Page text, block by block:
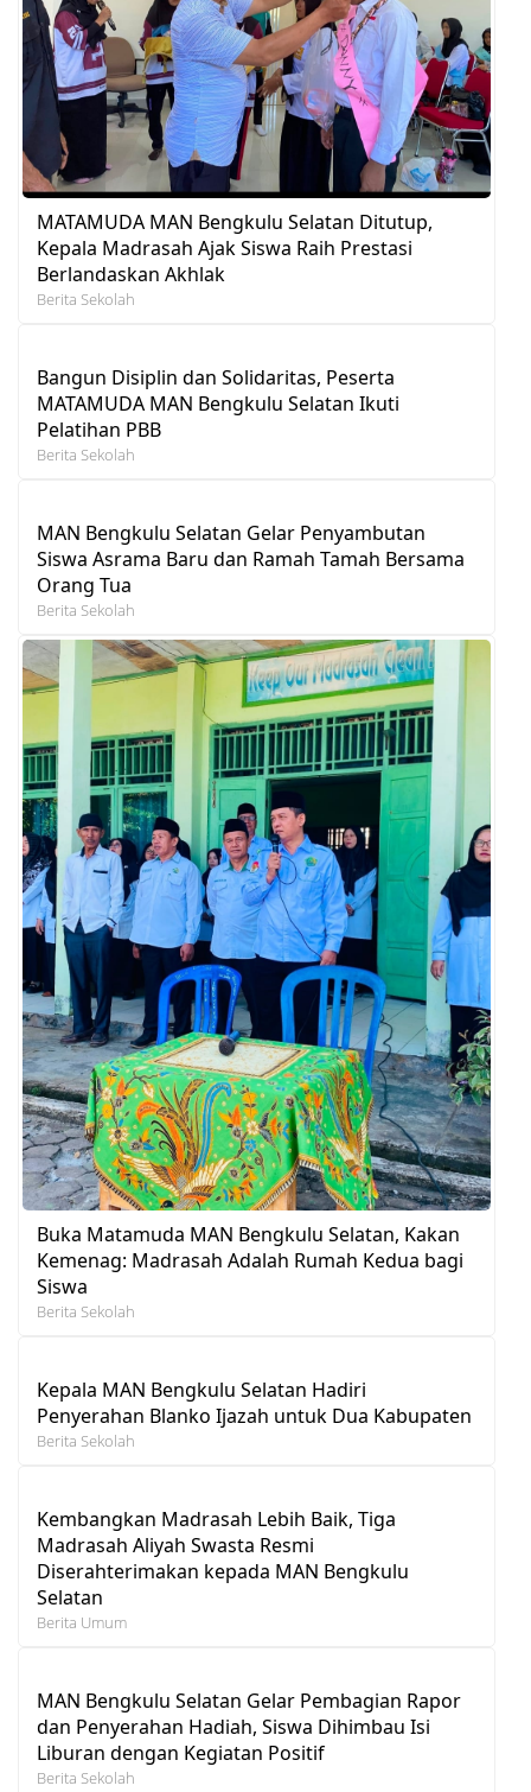
MATAMUDA MAN Bengkulu Selatan Ditutup,
Kepala Madrasah Ajak Siswa Raih Prestasi
Berlandaskan Akhlak
Berita Sekolah
Bangun Disiplin dan Solidaritas, Peserta
MATAMUDA MAN Bengkulu Selatan Ikuti
Pelatihan PBB
Berita Sekolah
MAN Bengkulu Selatan Gelar Penyambutan
Siswa Asrama Baru dan Ramah Tamah Bersama
Orang Tua
Berita Sekolah
Buka Matamuda MAN Bengkulu Selatan, Kakan
Kemenag: Madrasah Adalah Rumah Kedua bagi
Siswa
Berita Sekolah
Kepala MAN Bengkulu Selatan Hadiri
Penyerahan Blanko Ijazah untuk Dua Kabupaten
Berita Sekolah
Kembangkan Madrasah Lebih Baik, Tiga
Madrasah Aliyah Swasta Resmi
Diserahterimakan kepada MAN Bengkulu
Selatan
Berita Umum
MAN Bengkulu Selatan Gelar Pembagian Rapor
dan Penyerahan Hadiah, Siswa Dihimbau Isi
Liburan dengan Kegiatan Positif
Berita Sekolah